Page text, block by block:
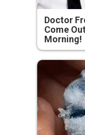
Doctor
Come
Morning!